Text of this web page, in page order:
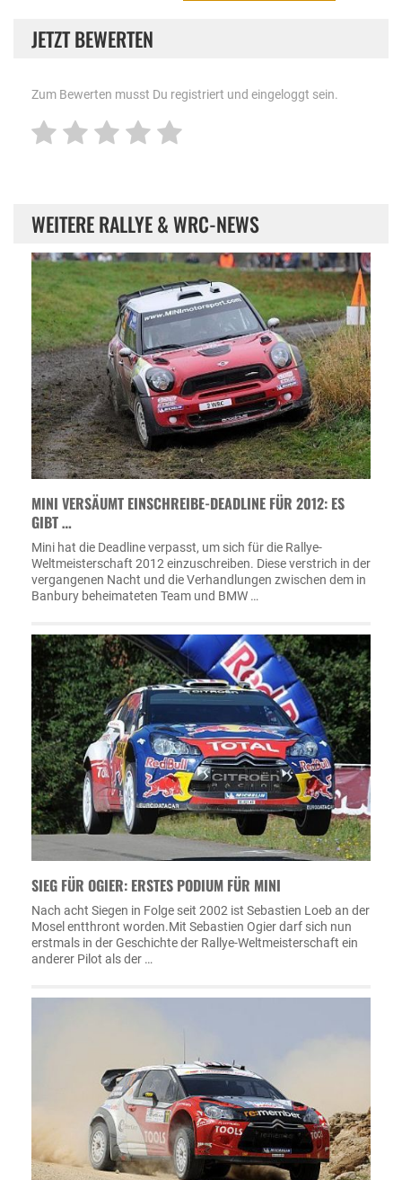
JETZT BEWERTEN
Zum Bewerten musst Du registriert und eingeloggt sein.
WEITERE RALLYE & WRC-NEWS
MINI VERSÄUMT EINSCHREIBE-DEADLINE FÜR 2012: ES
GIBT …
Mini hat die Deadline verpasst, um sich für die Rallye-
Weltmeisterschaft 2012 einzuschreiben. Diese verstrich in der
vergangenen Nacht und die Verhandlungen zwischen dem in
Banbury beheimateten Team und BMW …
SIEG FÜR OGIER: ERSTES PODIUM FÜR MINI
Nach acht Siegen in Folge seit 2002 ist Sebastien Loeb an der
Mosel entthront worden.Mit Sebastien Ogier darf sich nun
erstmals in der Geschichte der Rallye-Weltmeisterschaft ein
anderer Pilot als der …